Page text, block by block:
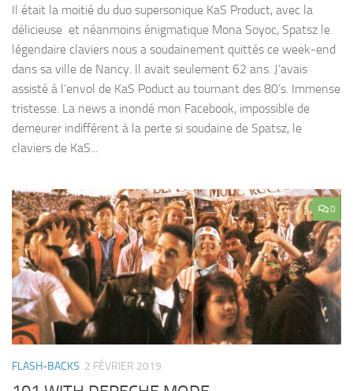
Il était la moitié du duo supersonique KaS Product, avec la
délicieuse et néanmoins énigmatique Mona Soyoc, Spatsz le
légendaire claviers nous a soudainement quittés ce week-end
dans sa ville de Nancy. Il avait seulement 62 ans. J’avais
assisté à l’envol de KaS Poduct au tournant des 80’s. Immense
tristesse. La news a inondé mon Facebook, impossible de
demeurer indifférent à la perte si soudaine de Spatsz, le
claviers de KaS...
0
FLASH-BACKS 2 FÉVRIER 2019